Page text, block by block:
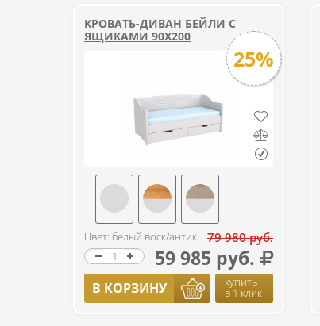
КРОВАТЬ-ДИВАН БЕЙЛИ С
ЯЩИКАМИ 90Х200
25%
Цвет: белый воск/антик 79 980 руб.
59 985 руб.
В КОРЗИНУ купить
в 1 клик